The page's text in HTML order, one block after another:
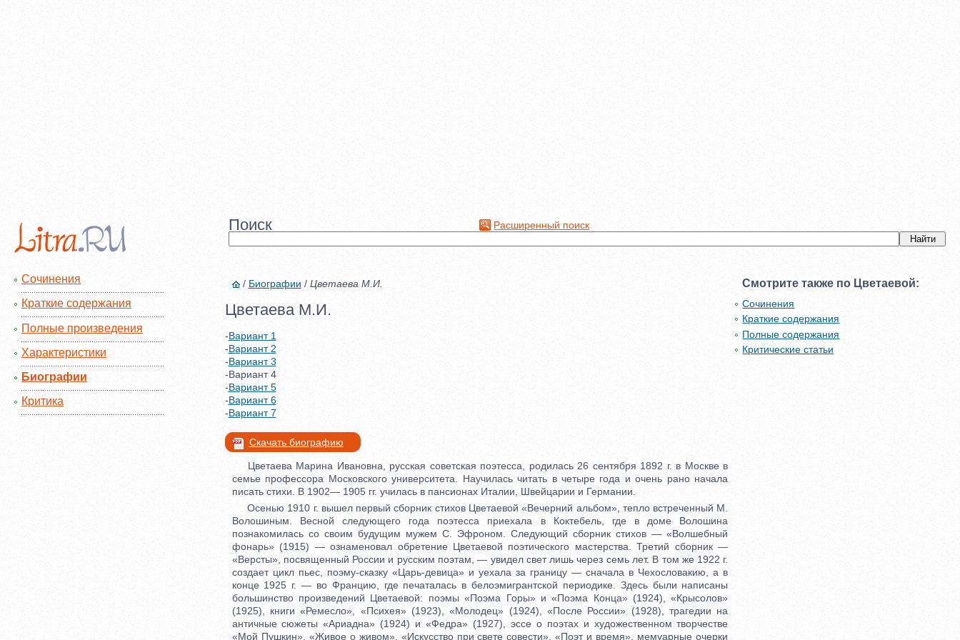
Поиск Расширенный поиск
Сочинения
Краткие содержания
Полные произведения
Характеристики
Биографии
Критика
/ Биографии / Цветаева М.И.
Цветаева М.И.
-Вариант 1
-Вариант 2
-Вариант 3
-Вариант 4
-Вариант 5
-Вариант 6
-Вариант 7
Скачать биографию
Цветаева Марина Ивановна, русская советская поэтесса, родилась 26 сентября 1892 г. в Москве в
семье профессора Московского университета. Научилась читать в четыре года и очень рано начала
писать стихи. В 1902— 1905 гг. училась в пансионах Италии, Швейцарии и Германии.
Осенью 1910 г. вышел первый сборник стихов Цветаевой «Вечерний альбом», тепло встреченный М.
Волошиным. Весной следующего года поэтесса приехала в Коктебель, где в доме Волошина
познакомилась со своим будущим мужем С. Эфроном. Следующий сборник стихов — «Волшебный
фонарь» (1915) — ознаменовал обретение Цветаевой поэтического мастерства. Третий сборник —
«Версты», посвященный России и русским поэтам, — увидел свет лишь через семь лет. В том же 1922 г.
создает цикл пьес, поэму-сказку «Царь-девица» и уехала за границу — сначала в Чехословакию, а в
конце 1925 г. — во Францию, где печаталась в белоэмигрантской периодике. Здесь были написаны
большинство произведений Цветаевой: поэмы «Поэма Горы» и «Поэма Конца» (1924), «Крысолов»
(1925), книги «Ремесло», «Психея» (1923), «Молодец» (1924), «После России» (1928), трагедии на
античные сюжеты «Ариадна» (1924) и «Федра» (1927), эссе о поэтах и художественном творчестве
«Мой Пушкин», «Живое о живом», «Искусство при свете совести», «Поэт и время», мемуарные очерки
Смотрите также по Цветаевой:
Сочинения
Краткие содержания
Полные содержания
Критические статьи